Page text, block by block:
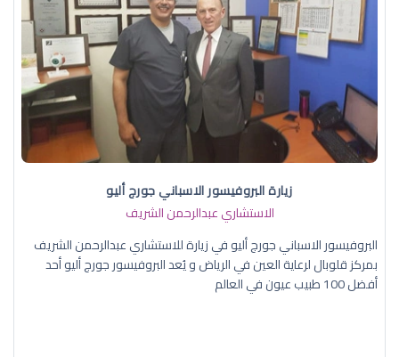
زيارة البروفيسور الاسباني جورج أليو
الاستشاري عبدالرحمن الشريف
البروفيسور الاسباني جورج أليو في زيارة للاستشاري عبدالرحمن الشريف
بمركز قلوبال لرعاية العين في الرياض و يُعد البروفيسور جورج أليو أحد
أفضل 100 طبيب عيون في العالم